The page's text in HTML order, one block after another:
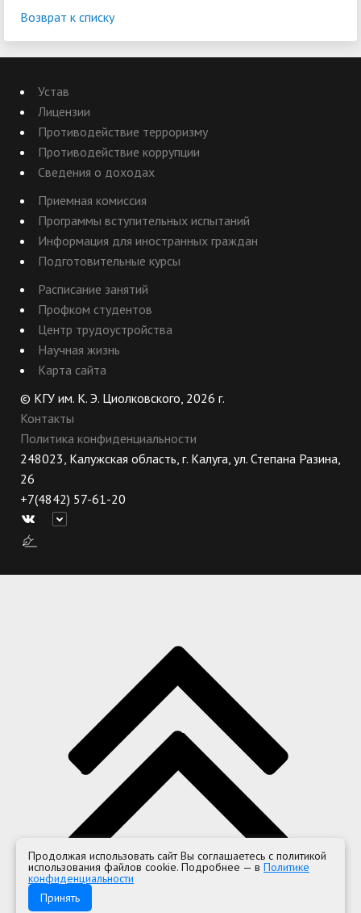
Возврат к списку
Устав
Лицензии
Противодействие терроризму
Противодействие коррупции
Сведения о доходах
Приемная комиссия
Программы вступительных испытаний
Информация для иностранных граждан
Подготовительные курсы
Расписание занятий
Профком студентов
Центр трудоустройства
Научная жизнь
Карта сайта
© КГУ им. К. Э. Циолковского, 2026 г.
Контакты
Политика конфиденциальности
248023, Калужская область, г. Калуга, ул. Степана Разина,
26
+7(4842) 57-61-20
Продолжая использовать сайт Вы соглашаетесь с политикой
использования файлов cookie. Подробнее — в Политике
конфиденциальности
Принять